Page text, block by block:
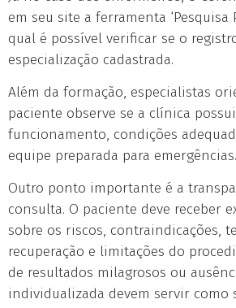
em seu site a ferramenta ‘Pesquisa
qual é possível verificar se o
especialização cadastrada.
Além da formação, especialistas
paciente observe se a clínica
funcionamento, condições
equipe preparada para emergências.
Outro ponto importante é a
consulta. O paciente deve receber
sobre os riscos, contraindicações,
recuperação e limitações do
de resultados milagrosos ou
individualizada devem servir como